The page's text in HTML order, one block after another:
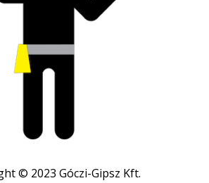
© 2023 Góczi-Gipsz Kft.